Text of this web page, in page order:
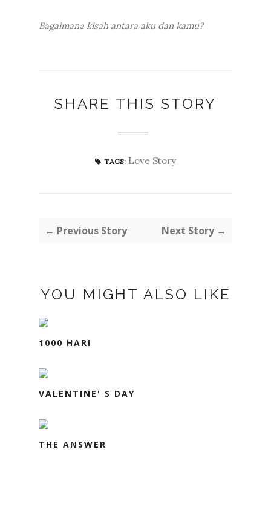
Bagaimana kisah antara aku dan kamu?
SHARE THIS STORY
TAGS: Love Story
← Previous Story Next Story →
YOU MIGHT ALSO LIKE
1000 HARI
VALENTINE' S DAY
THE ANSWER